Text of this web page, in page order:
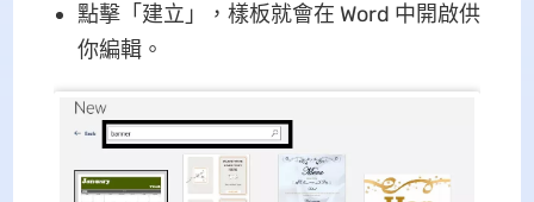
點擊「建立」，樣板就會在 Word 中開啟供
你編輯。